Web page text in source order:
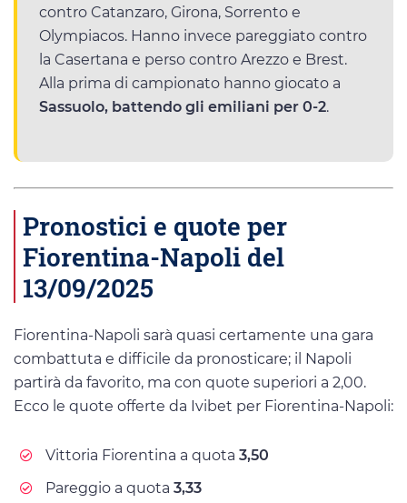
contro Catanzaro, Girona, Sorrento e
Olympiacos. Hanno invece pareggiato contro
la Casertana e perso contro Arezzo e Brest.
Alla prima di campionato hanno giocato a
Sassuolo, battendo gli emiliani per 0-2.
Pronostici e quote per
Fiorentina-Napoli del
13/09/2025
Fiorentina-Napoli sarà quasi certamente una gara
combattuta e difficile da pronosticare; il Napoli
partirà da favorito, ma con quote superiori a 2,00.
Ecco le quote offerte da Ivibet per Fiorentina-Napoli:
Vittoria Fiorentina a quota 3,50
Pareggio a quota 3,33